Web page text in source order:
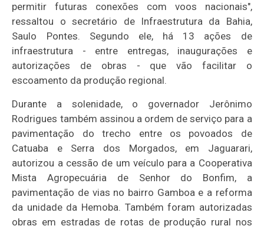
permitir futuras conexões com voos nacionais",
ressaltou o secretário de Infraestrutura da Bahia,
Saulo Pontes. Segundo ele, há 13 ações de
infraestrutura - entre entregas, inaugurações e
autorizações de obras - que vão facilitar o
escoamento da produção regional.
Durante a solenidade, o governador Jerônimo
Rodrigues também assinou a ordem de serviço para a
pavimentação do trecho entre os povoados de
Catuaba e Serra dos Morgados, em Jaguarari,
autorizou a cessão de um veículo para a Cooperativa
Mista Agropecuária de Senhor do Bonfim, a
pavimentação de vias no bairro Gamboa e a reforma
da unidade da Hemoba. Também foram autorizadas
obras em estradas de rotas de produção rural nos